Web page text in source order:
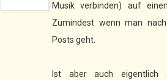
Musik verbinden) auf
Zumindest wenn man
Posts geht.
Ist aber auch eigentlich